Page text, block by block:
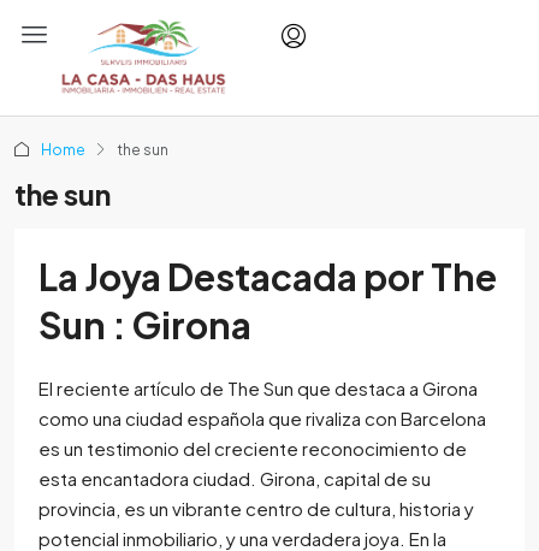
Home the sun
the sun
La Joya Destacada por The
Sun : Girona
El reciente artículo de The Sun que destaca a Girona
como una ciudad española que rivaliza con Barcelona
es un testimonio del creciente reconocimiento de
esta encantadora ciudad. Girona, capital de su
provincia, es un vibrante centro de cultura, historia y
potencial inmobiliario, y una verdadera joya. En la